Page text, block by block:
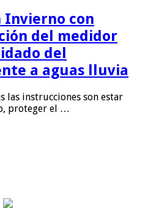
Invierno con
del medidor
del
a aguas lluvia
las instrucciones son estar
proteger el …